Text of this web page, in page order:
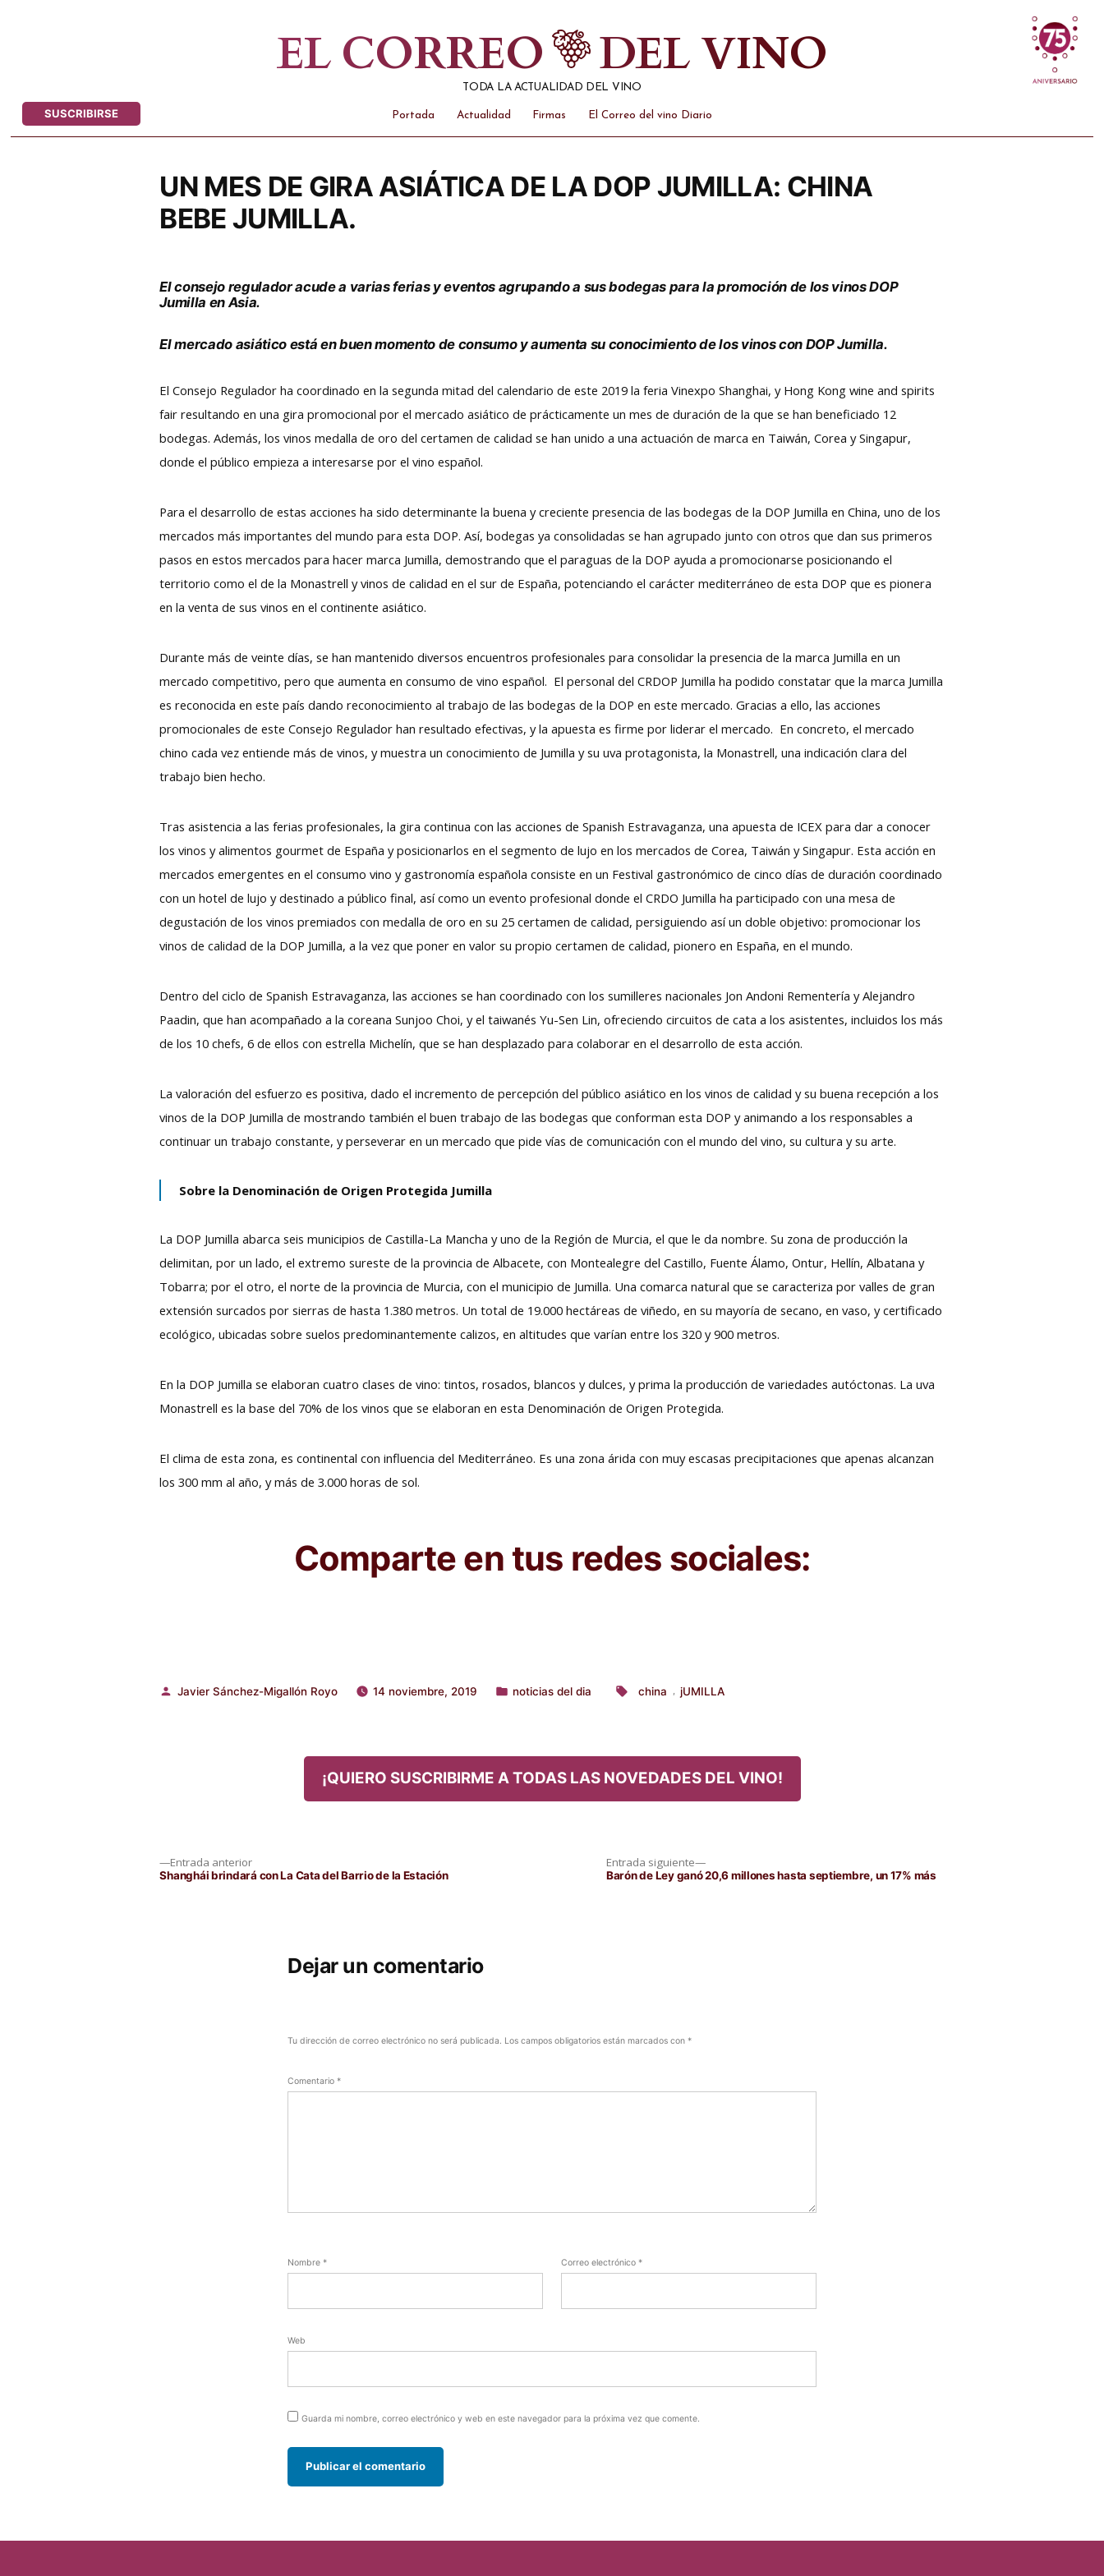
EL CORREO DEL VINO
TODA LA ACTUALIDAD DEL VINO
SUSCRIBIRSE Portada Actualidad Firmas El Correo del vino Diario
UN MES DE GIRA ASIÁTICA DE LA DOP JUMILLA: CHINA
BEBE JUMILLA.
El consejo regulador acude a varias ferias y eventos agrupando a sus bodegas para la promoción de los vinos DOP
Jumilla en Asia.
El mercado asiático está en buen momento de consumo y aumenta su conocimiento de los vinos con DOP Jumilla.
El Consejo Regulador ha coordinado en la segunda mitad del calendario de este 2019 la feria Vinexpo Shanghai, y Hong Kong wine and spirits
fair resultando en una gira promocional por el mercado asiático de prácticamente un mes de duración de la que se han beneficiado 12
bodegas. Además, los vinos medalla de oro del certamen de calidad se han unido a una actuación de marca en Taiwán, Corea y Singapur,
donde el público empieza a interesarse por el vino español.
Para el desarrollo de estas acciones ha sido determinante la buena y creciente presencia de las bodegas de la DOP Jumilla en China, uno de los
mercados más importantes del mundo para esta DOP. Así, bodegas ya consolidadas se han agrupado junto con otros que dan sus primeros
pasos en estos mercados para hacer marca Jumilla, demostrando que el paraguas de la DOP ayuda a promocionarse posicionando el
territorio como el de la Monastrell y vinos de calidad en el sur de España, potenciando el carácter mediterráneo de esta DOP que es pionera
en la venta de sus vinos en el continente asiático.
Durante más de veinte días, se han mantenido diversos encuentros profesionales para consolidar la presencia de la marca Jumilla en un
mercado competitivo, pero que aumenta en consumo de vino español. El personal del CRDOP Jumilla ha podido constatar que la marca Jumilla
es reconocida en este país dando reconocimiento al trabajo de las bodegas de la DOP en este mercado. Gracias a ello, las acciones
promocionales de este Consejo Regulador han resultado efectivas, y la apuesta es firme por liderar el mercado. En concreto, el mercado
chino cada vez entiende más de vinos, y muestra un conocimiento de Jumilla y su uva protagonista, la Monastrell, una indicación clara del
trabajo bien hecho.
Tras asistencia a las ferias profesionales, la gira continua con las acciones de Spanish Estravaganza, una apuesta de ICEX para dar a conocer
los vinos y alimentos gourmet de España y posicionarlos en el segmento de lujo en los mercados de Corea, Taiwán y Singapur. Esta acción en
mercados emergentes en el consumo vino y gastronomía española consiste en un Festival gastronómico de cinco días de duración coordinado
con un hotel de lujo y destinado a público final, así como un evento profesional donde el CRDO Jumilla ha participado con una mesa de
degustación de los vinos premiados con medalla de oro en su 25 certamen de calidad, persiguiendo así un doble objetivo: promocionar los
vinos de calidad de la DOP Jumilla, a la vez que poner en valor su propio certamen de calidad, pionero en España, en el mundo.
Dentro del ciclo de Spanish Estravaganza, las acciones se han coordinado con los sumilleres nacionales Jon Andoni Rementería y Alejandro
Paadin, que han acompañado a la coreana Sunjoo Choi, y el taiwanés Yu-Sen Lin, ofreciendo circuitos de cata a los asistentes, incluidos los más
de los 10 chefs, 6 de ellos con estrella Michelín, que se han desplazado para colaborar en el desarrollo de esta acción.
La valoración del esfuerzo es positiva, dado el incremento de percepción del público asiático en los vinos de calidad y su buena recepción a los
vinos de la DOP Jumilla de mostrando también el buen trabajo de las bodegas que conforman esta DOP y animando a los responsables a
continuar un trabajo constante, y perseverar en un mercado que pide vías de comunicación con el mundo del vino, su cultura y su arte.
Sobre la Denominación de Origen Protegida Jumilla
La DOP Jumilla abarca seis municipios de Castilla-La Mancha y uno de la Región de Murcia, el que le da nombre. Su zona de producción la
delimitan, por un lado, el extremo sureste de la provincia de Albacete, con Montealegre del Castillo, Fuente Álamo, Ontur, Hellín, Albatana y
Tobarra; por el otro, el norte de la provincia de Murcia, con el municipio de Jumilla. Una comarca natural que se caracteriza por valles de gran
extensión surcados por sierras de hasta 1.380 metros. Un total de 19.000 hectáreas de viñedo, en su mayoría de secano, en vaso, y certificado
ecológico, ubicadas sobre suelos predominantemente calizos, en altitudes que varían entre los 320 y 900 metros.
En la DOP Jumilla se elaboran cuatro clases de vino: tintos, rosados, blancos y dulces, y prima la producción de variedades autóctonas. La uva
Monastrell es la base del 70% de los vinos que se elaboran en esta Denominación de Origen Protegida.
El clima de esta zona, es continental con influencia del Mediterráneo. Es una zona árida con muy escasas precipitaciones que apenas alcanzan
los 300 mm al año, y más de 3.000 horas de sol.
Comparte en tus redes sociales:
Publicado
Javier Sánchez-Migallón Royo 14 noviembre, 2019
Publicado
noticias del dia
Etiquetas:
china , jUMILLA
¡QUIERO SUSCRIBIRME A TODAS LAS NOVEDADES DEL VINO!
Entrada anteriorEntrada
anterior:
Shanghái brindará con La Cata del Barrio de la Estación
Entrada siguiente
Entrada
siguiente:
Barón de Ley ganó 20,6 millones hasta septiembre, un 17% más
Dejar un comentario
Tu dirección de correo electrónico no será publicada. Los campos obligatorios están marcados con *
Comentario *
Nombre * Correo electrónico *
Web
Guarda mi nombre, correo electrónico y web en este navegador para la próxima vez que comente.